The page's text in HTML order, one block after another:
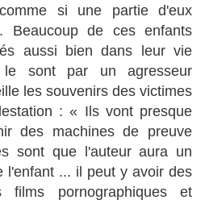
si une partie d'eux
Beaucoup de ces enfants
aussi bien dans leur vie
le sont par un agresseur
les souvenirs des victimes
: « Ils vont presque
des machines de preuve
sont que l'auteur aura un
l'enfant ... il peut y avoir des
pornographiques et